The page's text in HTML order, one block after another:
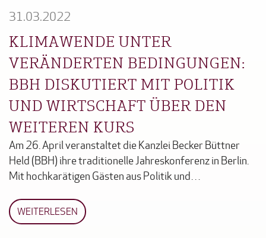
31.03.2022
KLIMAWENDE UNTER
VERÄNDERTEN BEDINGUNGEN:
BBH DISKUTIERT MIT POLITIK
UND WIRTSCHAFT ÜBER DEN
WEITEREN KURS
Am 26. April veranstaltet die Kanzlei Becker Büttner
Held (BBH) ihre traditionelle Jahreskonferenz in Berlin.
Mit hochkarätigen Gästen aus Politik und…
WEITERLESEN